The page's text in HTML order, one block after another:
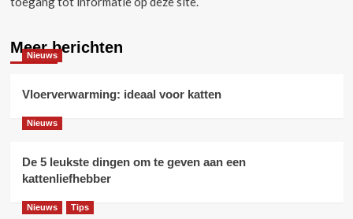
Meer berichten
Nieuws
Vloerverwarming: ideaal voor katten
Nieuws
De 5 leukste dingen om te geven aan een
kattenliefhebber
Nieuws Tips